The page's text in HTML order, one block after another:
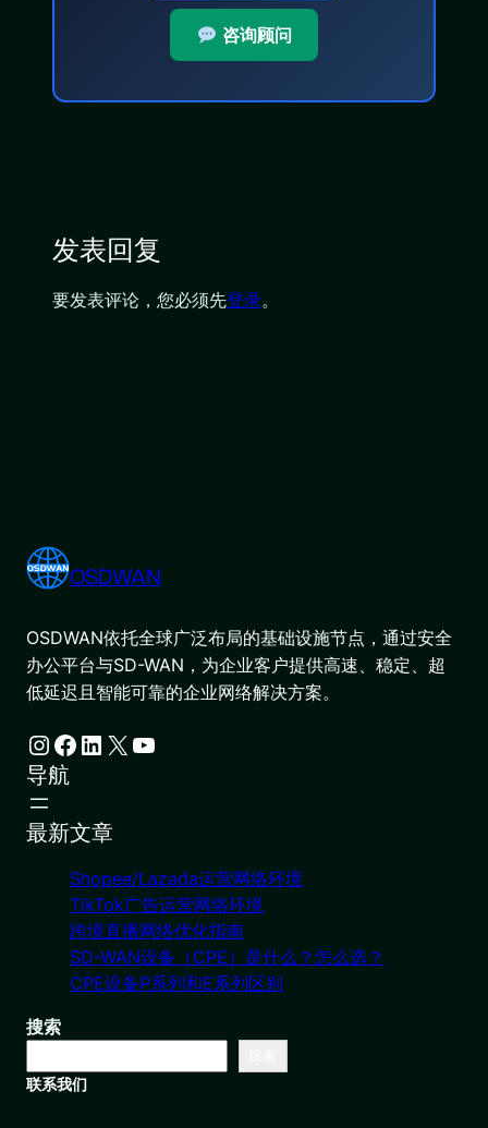
咨询顾问
发表回复
要发表评论，您必须先登录。
OSDWAN
OSDWAN依托全球广泛布局的基础设施节点，通过安全
办公平台与SD-WAN，为企业客户提供高速、稳定、超
低延迟且智能可靠的企业网络解决方案。
Instagram Facebook LinkedIn X YouTube
导航
最新文章
Shopee/Lazada运营网络环境
TikTok广告运营网络环境
跨境直播网络优化指南
SD-WAN设备（CPE）是什么？怎么选？
CPE设备P系列和E系列区别
搜索
联系我们